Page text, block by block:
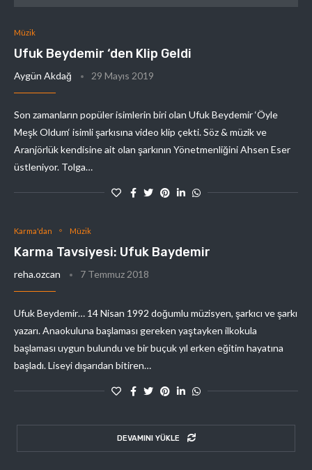
Müzik
Ufuk Beydemir ‘den Klip Geldi
Aygün Akdağ 29 Mayıs 2019
Son zamanların popüler isimlerin biri olan Ufuk Beydemir ‘Öyle
Meşk Oldum‘ isimli şarkısına video klip çekti. Söz & müzik ve
Aranjörlük kendisine ait olan şarkının Yönetmenliğini Ahsen Eser
üstleniyor. Tolga…
Karma'dan Müzik
Karma Tavsiyesi: Ufuk Baydemir
reha.ozcan 7 Temmuz 2018
Ufuk Beydemir… 14 Nisan 1992 doğumlu müzisyen, şarkıcı ve şarkı
yazarı. Anaokuluna başlaması gereken yaştayken ilkokula
başlaması uygun bulundu ve bir buçuk yıl erken eğitim hayatına
başladı. Liseyi dışarıdan bitiren…
DEVAMINI YÜKLE